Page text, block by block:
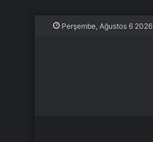
Perşembe, Ağustos 6 2026